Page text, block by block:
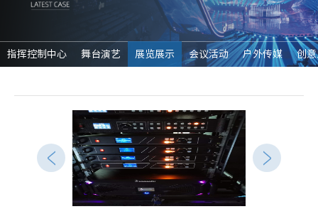
指挥控制中心 舞台演艺 展览展示 会议活动 户外传媒 创